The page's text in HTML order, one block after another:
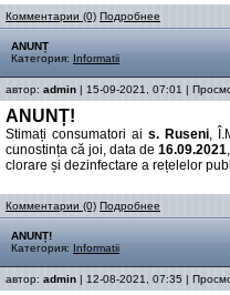
Комментарии (0) Подробнее
ANUNȚ
Категория: Informatii
автор: admin | 15-09-2021, 07:01 |
ANUNȚ!
Stimați consumatori ai s. Ruseni,
cunostința că joi, data de 16.09.2021
clorare și dezinfectare a rețelelor
Комментарии (0) Подробнее
ANUNȚ!
Категория: Informatii
автор: admin | 12-08-2021, 07:35 |